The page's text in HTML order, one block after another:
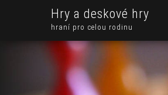
Hry a deskové hry
hraní pro celou rodinu